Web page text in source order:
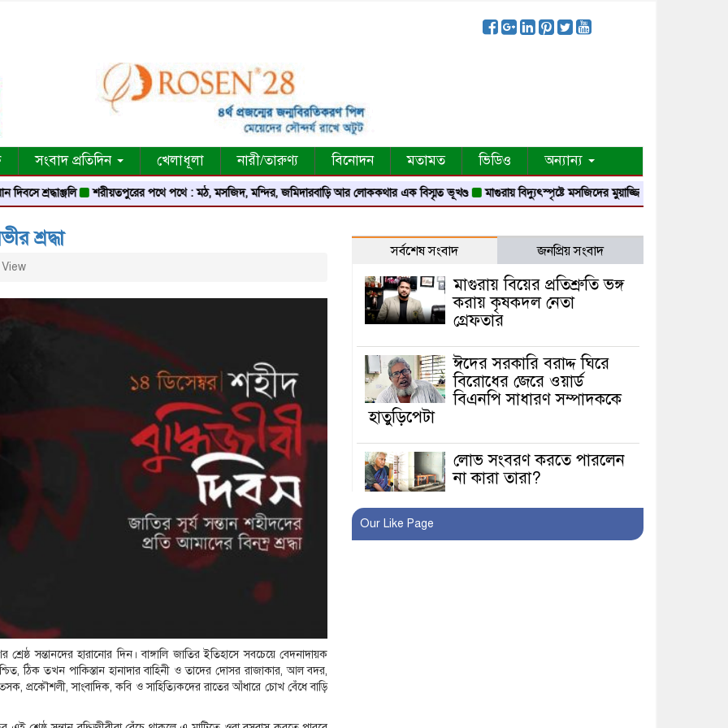
সংবাদ প্রতিদিন খেলাধূলা নারী/তারুণ্য বিনোদন মতামত ভিডিও অন্যান্য
শরীয়তপুরের পথে পথে : মঠ, মসজিদ, মন্দির, জমিদারবাড়ি আর লোককথার এক বিস্মৃত ভূখণ্ড মাগুরায় বিদ্যুৎস্পৃষ্টে মসজিদের মুয়াজ্জিনের মৃত্যু আবৃত্তি জাতির
শ্রদ্ধা
সন্তানদের হারানোর দিন। বাঙ্গালি জাতির ইতিহাসে সবচেয়ে বেদনাদায়ক
ঠিক তখন পাকিস্তান হানাদার বাহিনী ও তাদের দোসর রাজাকার, আল বদর,
প্রকৌশলী, সাংবাদিক, কবি ও সাহিত্যিকদের রাতের আঁধারে চোখ বেঁধে বাড়ি
সর্বশেষ সংবাদ জনপ্রিয় সংবাদ
মাগুরায় বিয়ের প্রতিশ্রুতি ভঙ্গ
করায় কৃষকদল নেতা
গ্রেফতার
ঈদের সরকারি বরাদ্দ ঘিরে
বিরোধের জেরে ওয়ার্ড
বিএনপি সাধারণ সম্পাদককে
হাতুড়িপেটা
লোভ সংবরণ করতে পারলেন
না কারা তারা?
মাগুরা ফুটবল দলকে সংবর্ধনা
Our Like Page